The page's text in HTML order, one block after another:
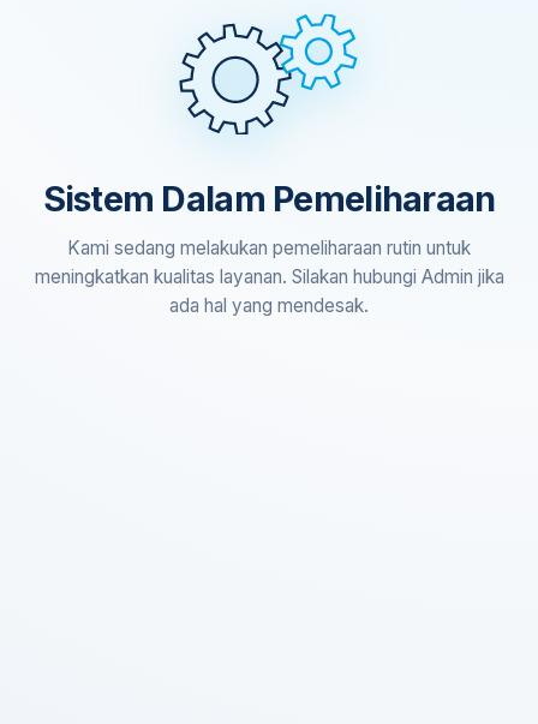
Sistem Dalam Pemeliharaan
Kami sedang melakukan pemeliharaan rutin untuk
meningkatkan kualitas layanan. Silakan hubungi Admin jika
ada hal yang mendesak.